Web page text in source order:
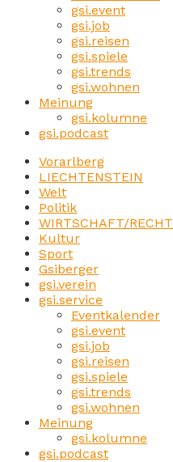
gsi.event
gsi.job
gsi.reisen
gsi.spiele
gsi.trends
gsi.wohnen
Meinung
gsi.kolumne
gsi.podcast
Vorarlberg
LIECHTENSTEIN
Welt
Politik
WIRTSCHAFT/RECHT
Kultur
Sport
Gsiberger
gsi.verein
gsi.service
Eventkalender
gsi.event
gsi.job
gsi.reisen
gsi.spiele
gsi.trends
gsi.wohnen
Meinung
gsi.kolumne
gsi.podcast